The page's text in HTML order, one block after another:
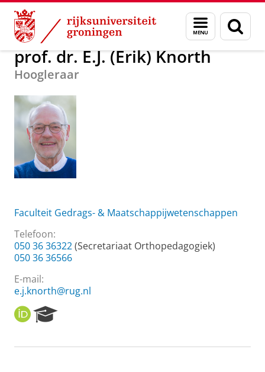
Skip
Content
Skip
Navigation
Menu
en
zoeken
Over ons prof. dr. E.J. (Erik) Knorth
prof. dr. E.J. (Erik) Knorth
Hoogleraar
Faculteit Gedrags- & Maatschappijwetenschappen
Telefoon:
050 36 36322(Secretariaat Orthopedagogiek)
050 36 36566
E-mail:
e.j.knorth@rug.nl
O
R
I
e